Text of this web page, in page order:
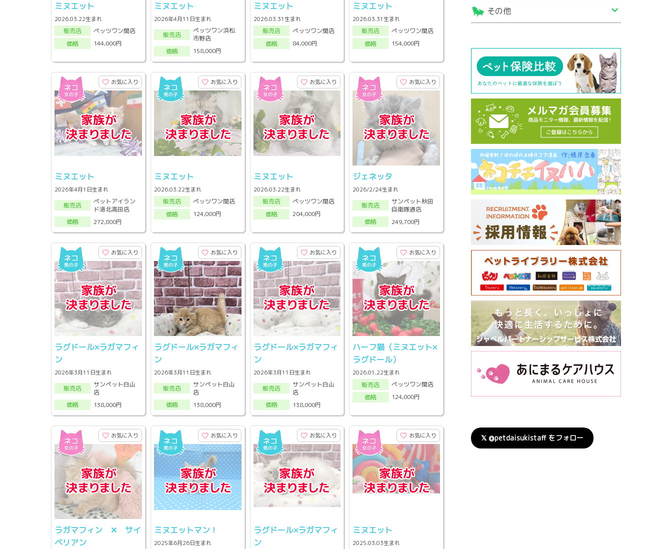
ミヌエット
2026.03.22生まれ
販売店
ペッツワン関店
価格
144,000円
ミヌエット
2026年4月11日生まれ
販売店
ペッツワン浜松
市野店
価格
158,000円
ミヌエット
2026.03.31生まれ
販売店
ペッツワン関店
価格
84,000円
ミヌエット
2026.03.31生まれ
販売店
ペッツワン関店
価格
154,000円
お気に入り
ミヌエット
2026年4月1日生まれ
販売店
ペットアイラン
ド港北高田店
価格
272,800円
お気に入り
ミヌエット
2026.03.22生まれ
販売店
ペッツワン関店
価格
124,000円
お気に入り
ミヌエット
2026.03.22生まれ
販売店
ペッツワン関店
価格
204,000円
お気に入り
ジェネッタ
2026/2/24生まれ
販売店
サンペット秋田
自衛隊通店
価格
249,700円
お気に入り
ラグドール×ラガマフィ
ン
2026年3月11日生まれ
販売店
サンペット白山
店
価格
138,000円
お気に入り
ラグドール×ラガマフィ
ン
2026年3月11日生まれ
販売店
サンペット白山
店
価格
138,000円
お気に入り
ラグドール×ラガマフィ
ン
2026年3月11日生まれ
販売店
サンペット白山
店
価格
138,000円
お気に入り
ハーフ猫（ミヌエット×
ラグドール）
2026.01.22生まれ
販売店
ペッツワン関店
価格
124,000円
お気に入り
ラガマフィン ✕ サイ
ベリアン
お気に入り
ミヌエットマン！
2025年6月26日生まれ
お気に入り
ラグドール×ラガマフィ
ン
お気に入り
ミヌエット
2025.03.03生まれ
その他
𝕏 @petdaisukistaff をフォロー